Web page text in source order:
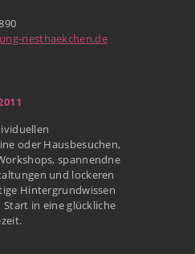
nesthaekchen.de
oder Hausbesuchen,
spannendne
und lockeren
Hintergrundwissen
in eine glückliche